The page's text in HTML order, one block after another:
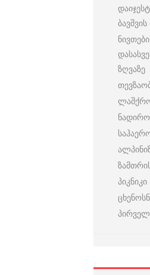
ზღვაზე
პიკნიკი